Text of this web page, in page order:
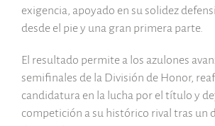
exigencia, apoyado en su solidez
desde el pie y una gran primera parte.
El resultado permite a los azulones
semifinales de la División de Honor,
candidatura en la lucha por el título y
competición a su histórico rival tras un